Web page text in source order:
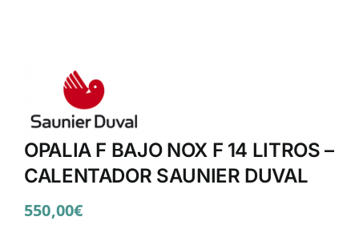
OPALIA F BAJO NOX F 14 LITROS –
CALENTADOR SAUNIER DUVAL
550,00€